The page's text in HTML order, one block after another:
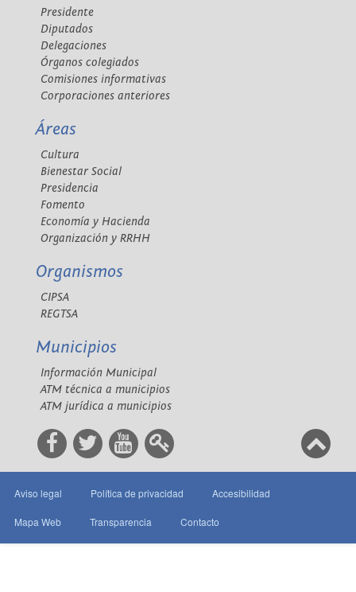
Presidente
Diputados
Delegaciones
Órganos colegiados
Comisiones informativas
Corporaciones anteriores
Áreas
Cultura
Bienestar Social
Presidencia
Fomento
Economía y Hacienda
Organización y RRHH
Organismos
CIPSA
REGTSA
Municipios
Información Municipal
ATM técnica a municipios
ATM jurídica a municipios
Aviso legal Política de privacidad Accesibilidad
Mapa Web Transparencia Contacto